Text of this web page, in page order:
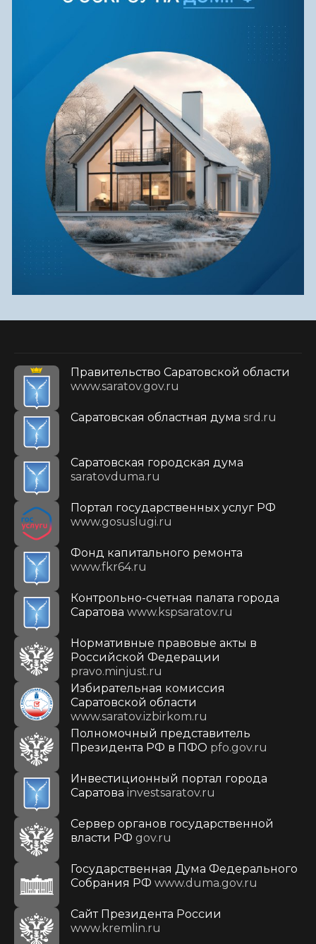
Правительство Саратовской области
www.saratov.gov.ru
Саратовская областная дума srd.ru
Саратовская городская дума
saratovduma.ru
Портал государственных услуг РФ
www.gosuslugi.ru
Фонд капитального ремонта
www.fkr64.ru
Контрольно-счетная палата города
Саратова www.kspsaratov.ru
Нормативные правовые акты в
Российской Федерации
pravo.minjust.ru
Избирательная комиссия
Саратовской области
www.saratov.izbirkom.ru
Полномочный представитель
Президента РФ в ПФО pfo.gov.ru
Инвестиционный портал города
Саратова investsaratov.ru
Сервер органов государственной
власти РФ gov.ru
Государственная Дума Федерального
Собрания РФ www.duma.gov.ru
Cайт Президента России
www.kremlin.ru